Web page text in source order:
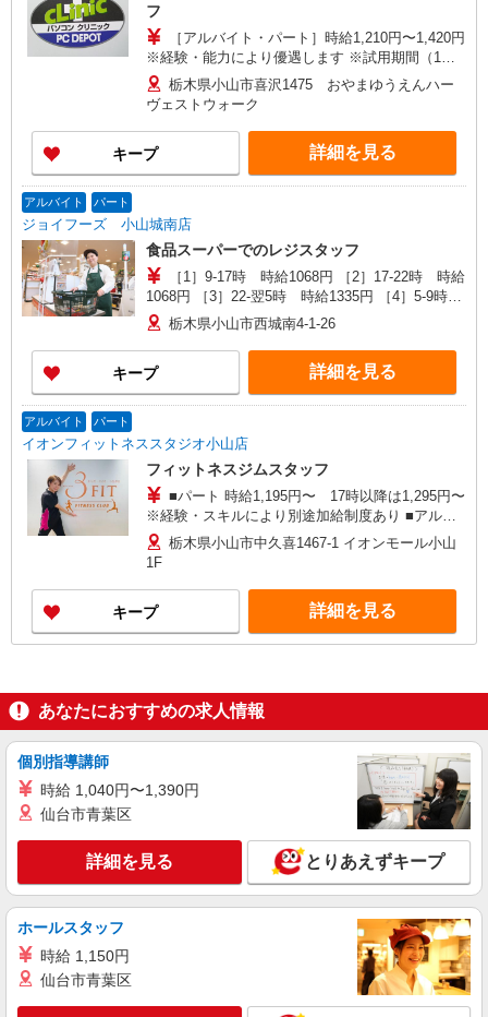
フ
［アルバイト・パート］時給1,210円〜1,420円
※経験・能力により優遇します ※試用期間（1〜3
カ月間）は時給1,110円
栃木県小山市喜沢1475 おやまゆうえんハー
ヴェストウォーク
キープ 詳細を見る
アルバイト パート
ジョイフーズ 小山城南店
食品スーパーでのレジスタッフ
［1］9-17時 時給1068円 ［2］17-22時 時給
1068円 ［3］22-翌5時 時給1335円 ［4］5-9時
時給1068円 ※日祝＋50円
栃木県小山市西城南4-1-26
キープ 詳細を見る
アルバイト パート
イオンフィットネススタジオ小山店
フィットネスジムスタッフ
■パート 時給1,195円〜 17時以降は1,295円〜
※経験・スキルにより別途加給制度あり ■アルバ
イト 時給1,115円 17時以降は1,215円
栃木県小山市中久喜1467‐1 イオンモール小山
1F
キープ 詳細を見る
あなたにおすすめの求人情報
個別指導講師
時給 1,040円〜1,390円
仙台市青葉区
詳細を見る とりあえずキープ
ホールスタッフ
時給 1,150円
仙台市青葉区